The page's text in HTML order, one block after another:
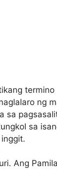
ng
sa
sa
Ang